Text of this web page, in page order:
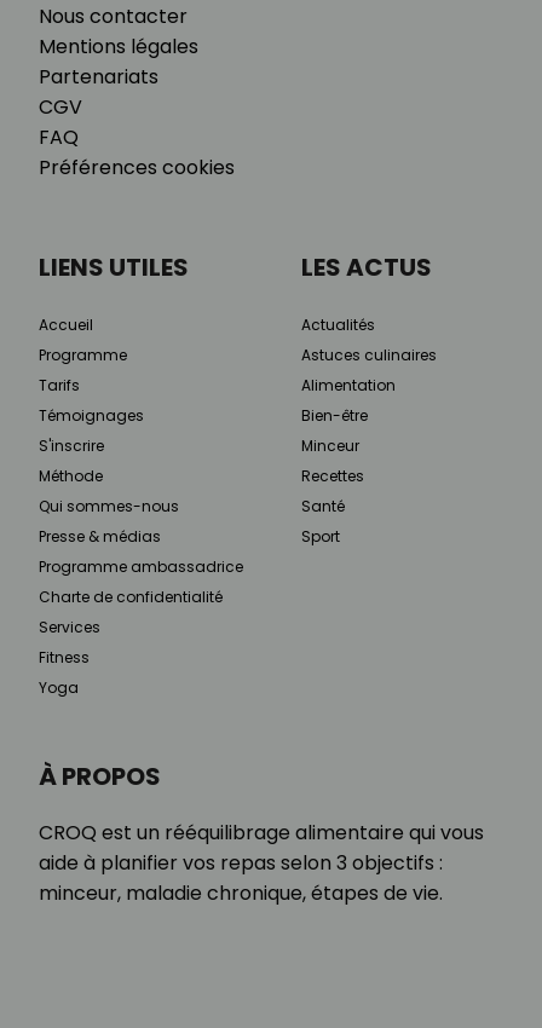
Nous contacter
Mentions légales
Partenariats
CGV
FAQ
Préférences cookies
À PROPOS
CROQ est un rééquilibrage alimentaire qui vous
aide à planifier vos repas selon 3 objectifs :
minceur, maladie chronique, étapes de vie.
LIENS UTILES
Accueil
Programme
Tarifs
Témoignages
S'inscrire
Méthode
Qui sommes-nous
Presse & médias
Programme ambassadrice
Charte de confidentialité
Services
Fitness
Yoga
LES ACTUS
Actualités
Astuces culinaires
Alimentation
Bien-être
Minceur
Recettes
Santé
Sport